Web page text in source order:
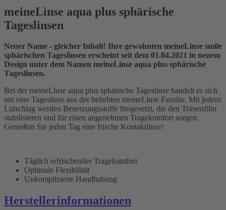
meineLinse aqua plus sphärische
Tageslinsen
Neuer Name - gleicher Inhalt! Ihre gewohnten meineLinse smile
sphärischen Tageslinsen erscheint seit dem 01.04.2021 in neuem
Design unter dem Namen meineLinse aqua plus sphärische
Tageslinsen.
Bei der meineLinse aqua plus sphärische Tageslinse handelt es sich
um eine Tageslinse aus der beliebten meineLinse Familie. Mit jedem
Lidschlag werden Benetzungsstoffe freigesetzt, die den Tränenfilm
stabilisieren und für einen angenehmen Tragekomfort sorgen.
Genießen Sie jeden Tag eine frische Kontaktlinse!
Täglich erfrischender Tragekomfort
Optimale Flexibilität
Unkomplizierte Handhabung
Herstellerinformationen